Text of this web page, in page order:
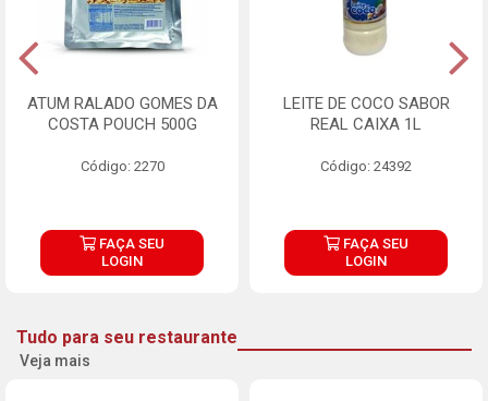
ATUM RALADO GOMES DA
COSTA POUCH 500G
Código: 2270
FAÇA SEU
LOGIN
LEITE DE COCO SABOR
REAL CAIXA 1L
Código: 24392
FAÇA SEU
LOGIN
Tudo para seu restaurante
Veja mais